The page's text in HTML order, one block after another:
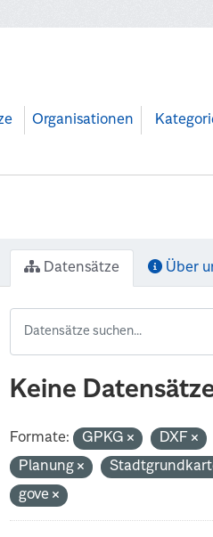
Organisationen
Datensätze Über
Keine
Formate: GPKG DXF
Planung
gove